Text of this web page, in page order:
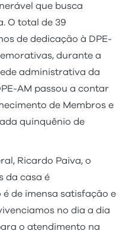
que busca
O total de 39
de dedicação à DPE-
durante a
administrativa da
AM passou a contar
de Membros e
quinquênio de
Ricardo Paiva, o
da casa é
é de imensa satisfação e
no dia a dia
o atendimento na